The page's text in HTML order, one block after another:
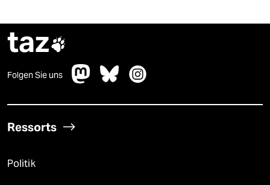
taz
Folgen Sie uns
Ressorts
Politik